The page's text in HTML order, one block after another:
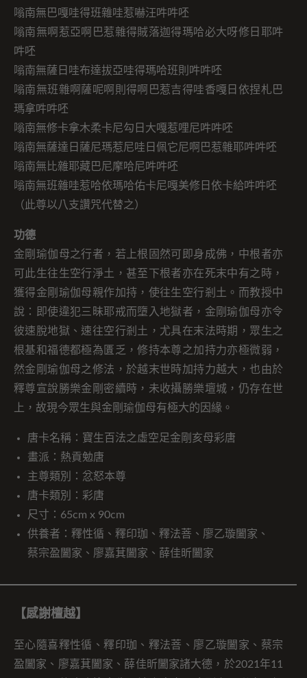
嗡南無巴嘎哇得班雜哇惹嚇汪吽吽呸
嗡南無啊惹亞啊巴惹雜得賊落迦得瑪哈必大呀修日耶吽
吽呸
嗡南無薩日哇布達拔亞哇得瑪哈班則吽吽呸
嗡南無班雜啊薩呢啊則得啊巴惹吉得哇香嘎日依捏札巴
瑪拿吽吽呸
嗡南無修卡拿木柔卡尼勾日大嘎惹哩尼吽吽呸
嗡南無薩達日薩尼瑪惹尼哇日佩它尼啊巴惹雜耶吽吽呸
嗡南無比雜耶藏巴尼摩哈尼吽吽呸
嗡南無班雜哇惹哈依瑪哈佑卡尼嘎美修日依卡給吽吽呸
（此尊以八支讚咒代替之）
功德
金剛瑜伽母之行者，若上根固然可即身成佛，中根者亦
可此生往生空行淨土，甚至下根者亦在死末中有之時，
獲得金剛瑜伽母親作加持，使往生空行剎土。而教授中
說：即使違犯三昧耶戒而墮入地獄者，金剛瑜伽母亦令
彼速脫地獄、速往空行剎土，尤具在末法時期，眾生之
根基和福德都極為匱乏，修持本尊之加持力亦極微弱，
然金剛瑜伽母之修法，於越末世時加持力越大，也由於
釋尊宣說勝樂金剛密續時，未收攝勝樂壇城，仍存在世
上，故現今眾生與金剛瑜伽母有極大的因緣。
唐卡名稱：寶生百法之虛空足金剛亥母彩唐
畫派：熱貢勉唐
主尊類別：忿怒本尊
唐卡類別：彩唐
尺寸：65cm x 90cm
供養者：釋性循、釋印珈、釋法菩、廖乙璇闔家、
蔡宗盈闔家、廖嘉萁闔家、薛佳昕闔家
【感謝檀越】
至心隨喜釋性循、釋印珈、釋法菩、廖乙璇闔家、蔡宗
盈闔家、廖嘉萁闔家、薛佳昕闔家諸大德，於2021年11